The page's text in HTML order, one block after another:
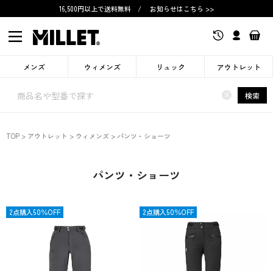
16,500円以上で送料無料 / お知らせはこちら >>
メンズ ウィメンズ リュック アウトレット
× 検索
TOP アウトレット ウィメンズ パンツ・ショーツ
パンツ・ショーツ
OUTLET
2点購入50％OFF OUTLET
2点購入50％OFF